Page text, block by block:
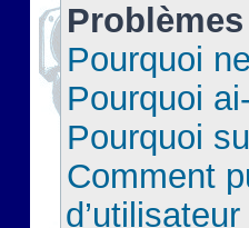
Pourquoi
Pourquoi
Pourquoi
Comment